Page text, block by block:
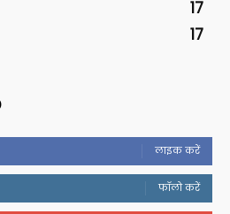
17
17
लाइक करें
फॉलो करें